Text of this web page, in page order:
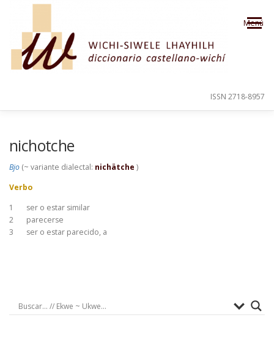
Saltar al contenido
Menú
ISSN 2718-8957
nichotche
Bjo (~ variante dialectal: nichätche )
Verbo
1
ser o estar similar
2
parecerse
3
ser o estar parecido, a